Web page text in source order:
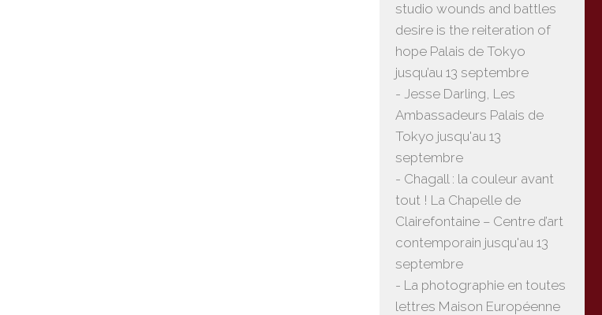
studio wounds and battles
desire is the reiteration of
hope Palais de Tokyo
jusqu’au 13 septembre
- Jesse Darling, Les
Ambassadeurs Palais de
Tokyo jusqu'au 13
septembre
- Chagall : la couleur avant
tout ! La Chapelle de
Clairefontaine – Centre d’art
contemporain jusqu'au 13
septembre
- La photographie en toutes
lettres Maison Européenne